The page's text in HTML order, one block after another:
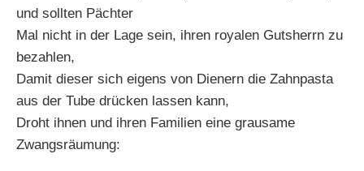
und sollten Pächter
Mal nicht in der Lage sein, ihren royalen Gutsherrn zu
bezahlen,
Damit dieser sich eigens von Dienern die Zahnpasta
aus der Tube drücken lassen kann,
Droht ihnen und ihren Familien eine grausame
Zwangsräumung: